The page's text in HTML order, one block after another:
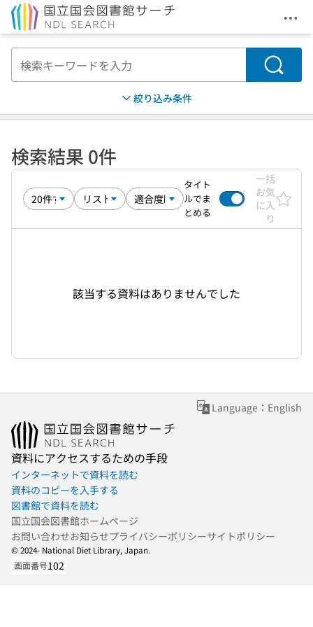
メ
検索
絞り込み条件
検索結果 0件
タイト
ルでま
とめる
一括
お気
に入
り
該当する資料はありませんでした
Language：English
資料にアクセスするための手段
インターネットで資料を読む
資料のコピーを入手する
図書館で資料を読む
国立国会図書館ホームページ
お問い合わせお知らせプライバシーポリシーサイトポリシー
© 2024- National Diet Library, Japan.
画面番号102